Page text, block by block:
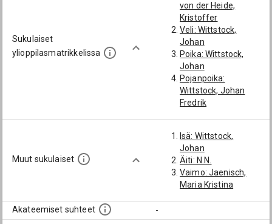
Sukulaiset
ylioppilasmatrikkelissa
von der Heide,
Kristoffer
Veli: Wittstock,
Johan
Poika: Wittstock,
Johan
Pojanpoika:
Wittstock, Johan
Fredrik
Muut sukulaiset
Isä: Wittstock,
Johan
Äiti: N.N.
Vaimo: Jaenisch,
Maria Kristina
Akateemiset suhteet -